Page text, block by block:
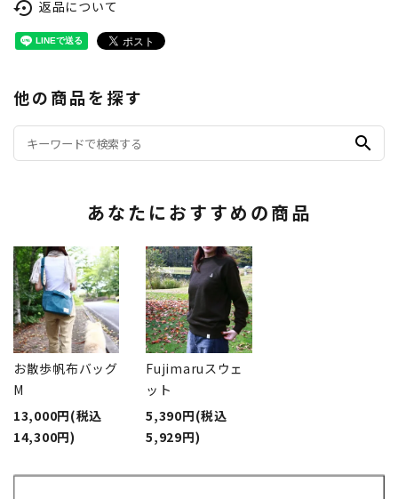
settings_backup_restore 返品について
他の商品を探す
search
あなたにおすすめの商品
お散歩帆布バッグ
M
13,000円(税込
14,300円)
Fujimaruスウェ
ット
5,390円(税込
5,929円)